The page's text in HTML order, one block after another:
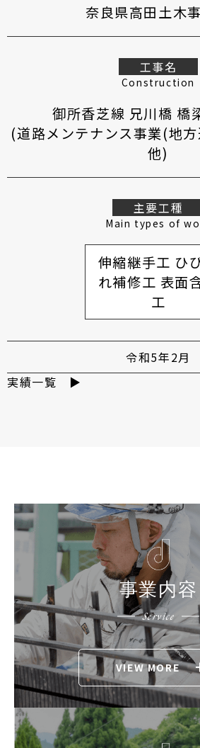
奈良県高田土木
工事名
Construction
御所香芝線 兄川橋 橋
(道路メンテナンス事業(地
他)
主要工種
Main types of
伸縮継手工 ひ
れ補修工 表面
工
令和5年2月
実績一覧 ▶︎
事業内容
Service
VIEW MORE